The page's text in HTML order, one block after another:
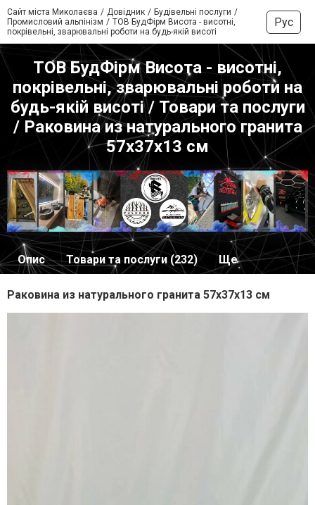
Сайт міста Миколаєва Довідник
Будівельні послуги
Промисловий альпінізм
ТОВ БудФірм Висота - висотні,
покрівельні, зварювальні роботи на будь-якій висоті
Рус
ТОВ БудФірм Висота - висотні,
покрівельні, зварювальні роботи на
будь-якій висоті / Товари та послуги
/ Раковина из натурального гранита
57х37х13 см
Опис Товари та послуги (232) Ще
Раковина из натурального гранита 57х37х13 см